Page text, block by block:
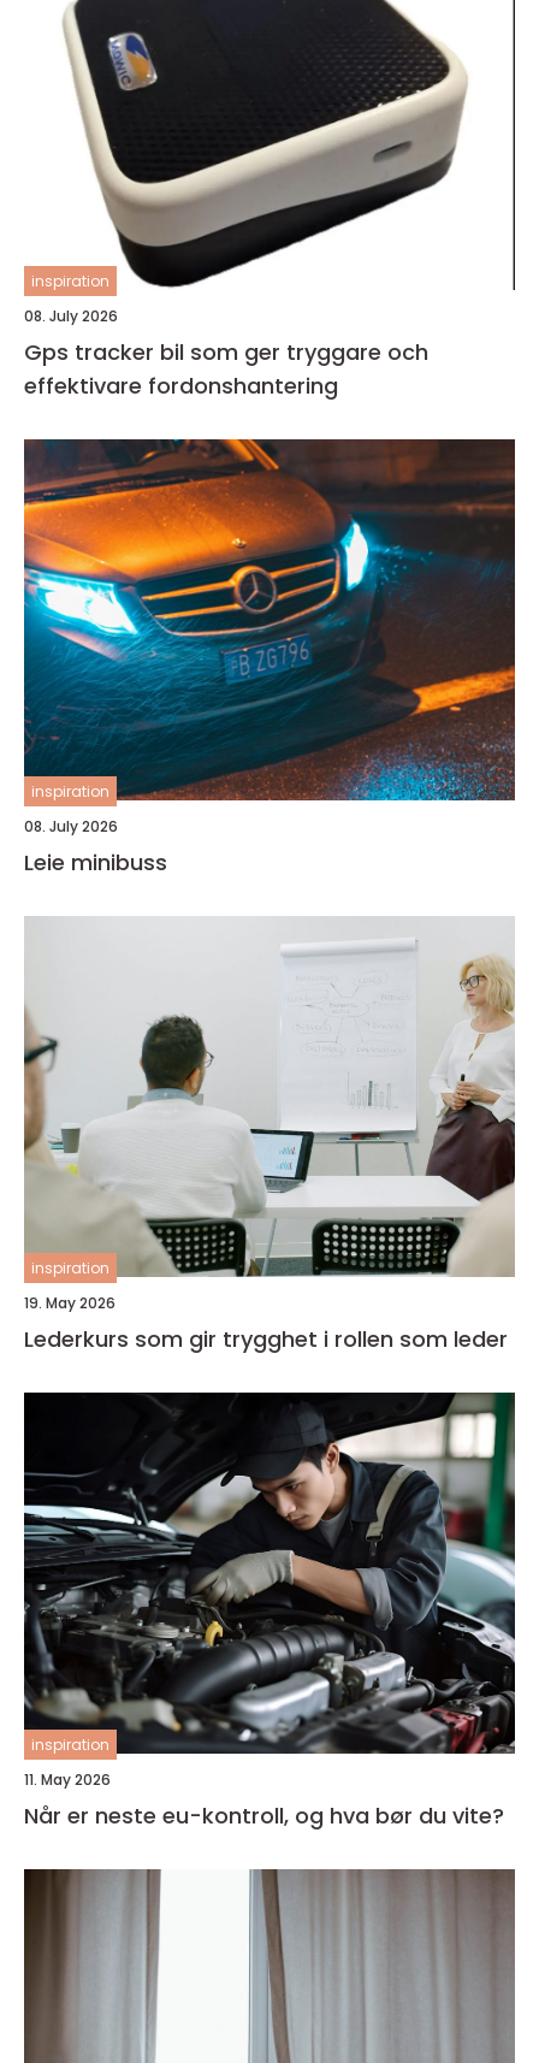
inspiration
08. July 2026
Gps tracker bil som ger tryggare och
effektivare fordonshantering
inspiration
08. July 2026
Leie minibuss
inspiration
19. May 2026
Lederkurs som gir trygghet i rollen som leder
inspiration
11. May 2026
Når er neste eu-kontroll, og hva bør du vite?